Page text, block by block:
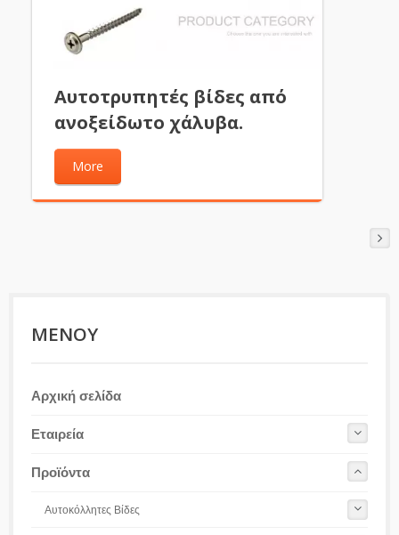
Αυτοτρυπητές βίδες από
ανοξείδωτο χάλυβα.
More
ΜΕΝΟΎ
Αρχική σελίδα
Εταιρεία
Προϊόντα
Αυτοκόλλητες Βίδες